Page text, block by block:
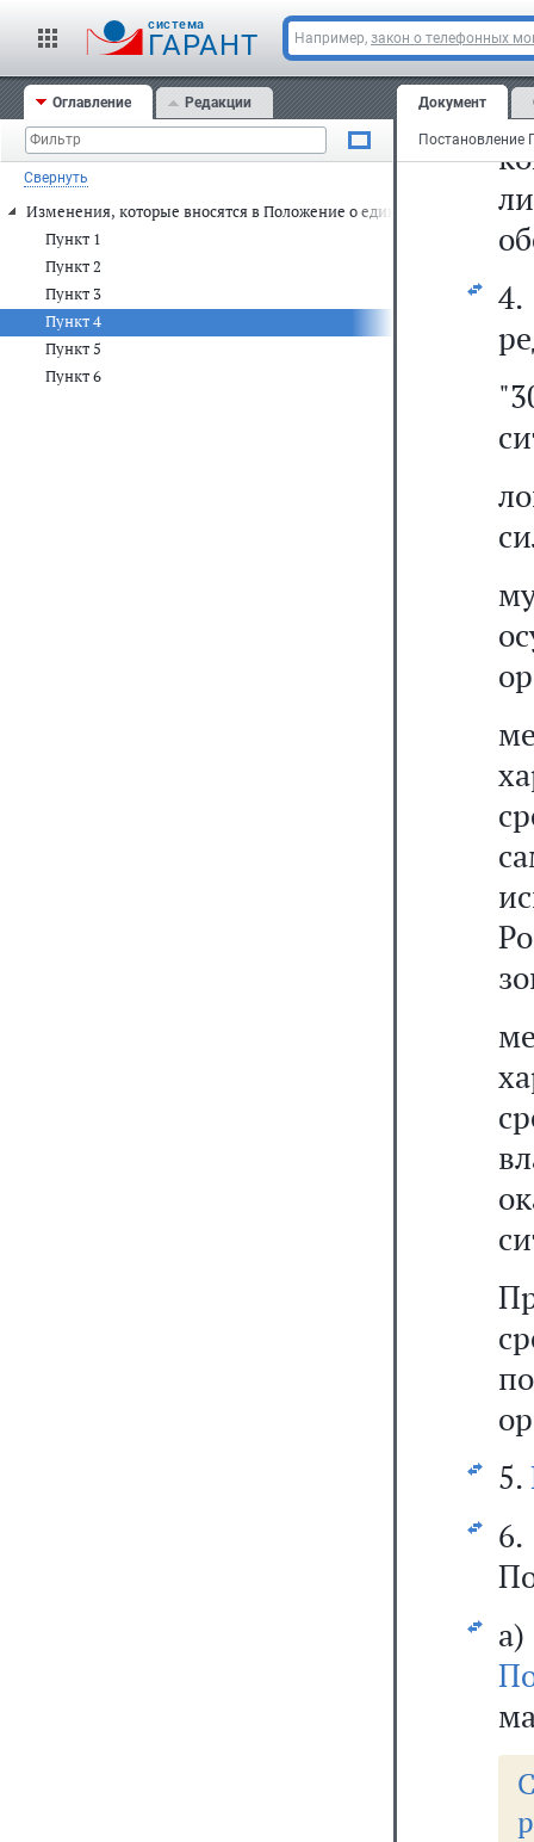
cистема
ГАРАНТ Например, закон о телефонных
Оглавление Редакции
Свернуть
Изменения, которые вносятся в Положение о единой
Пункт 1
Пункт 2
Пункт 3
Пункт 4
Пункт 5
Пункт 6
Документ
5.